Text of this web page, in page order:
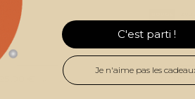
/ BOUTEILLE
C'est parti !
Je n'aime pas les